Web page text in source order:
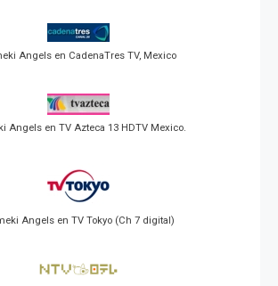
Angels en CadenaTres TV, Mexico
Angels en TV Azteca 13 HDTV Mexico.
Angels en TV Tokyo (Ch 7 digital)